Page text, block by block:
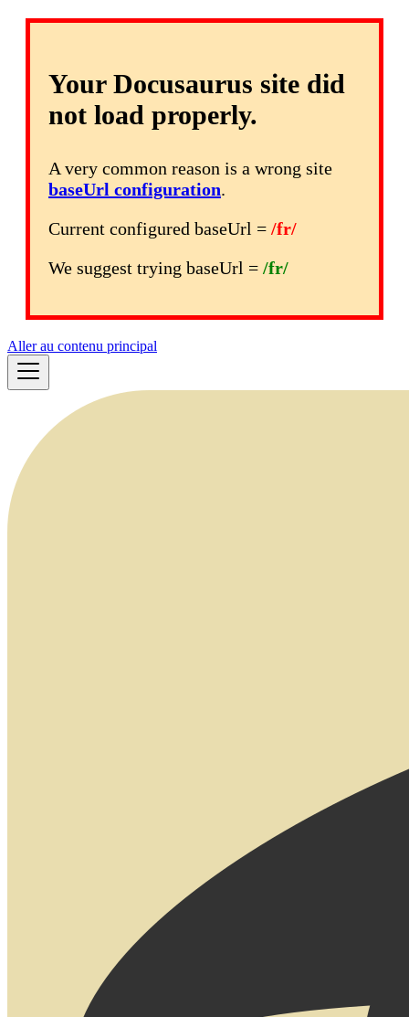
Your Docusaurus site did
not load properly.
A very common reason is a wrong site
baseUrl configuration.
Current configured baseUrl = /fr/
We suggest trying baseUrl = /fr/
Aller au contenu principal